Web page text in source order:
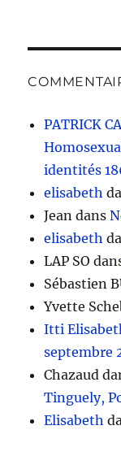
PATRICK
identités
elisabeth
Jean dans
elisabeth
LAP SO
Sébastien
Yvette
Itti
septembre
Chazaud
Tinguely,
Elisabeth